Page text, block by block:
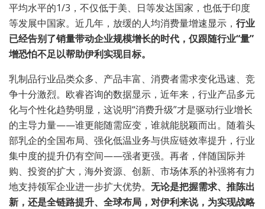
平均水平的1/3，不仅低于美、日等发达国家，也低于印度
等发展中国家。近几年，放缓的人均消费量增速显示， 行业
已经告别了销量带动企业规模增长的时代，仅跟随行业“量”
增恐怕不足以帮助伊利实现目标。
乳制品行业品类众多、产品丰富、消费者需求变化迅速、竞
争十分激烈。欧睿咨询的数据显示，近年来，行业产品多元
化与个性化趋势明显，这说明“消费升级”才是驱动行业增长
的主导力量——谁更能随需应变，谁就能脱颖而出。随着头
部乳企的全国布局、强化低温业务与供应链效率提升，行业
集中度的提升仍有空间——强者更强。再者，伴随国际并
购、投资的扩大，海外资源、创新、市场体系的补强将有力
地支持领军企业进一步扩大优势。 无论是把握需求、推陈出
新，还是全链路提升、全球布局，对伊利来说，为实现战略